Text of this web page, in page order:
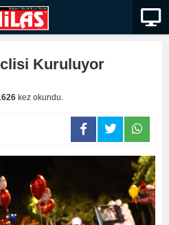
Kuruluyor
kez okundu.